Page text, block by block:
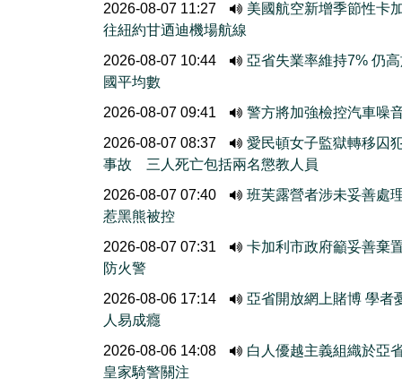
2026-08-07 11:27
美國航空新增季節性卡
往紐約甘迺迪機場航線
2026-08-07 10:44
亞省失業率維持7% 仍
國平均數
2026-08-07 09:41
警方將加強檢控汽車噪
2026-08-07 08:37
愛民頓女子監獄轉移囚
事故 三人死亡包括兩名懲教人員
2026-08-07 07:40
班芙露營者涉未妥善處
惹黑熊被控
2026-08-07 07:31
卡加利市政府籲妥善棄
防火警
2026-08-06 17:14
亞省開放網上賭博 學者
人易成癮
2026-08-06 14:08
白人優越主義組織於亞
皇家騎警關注